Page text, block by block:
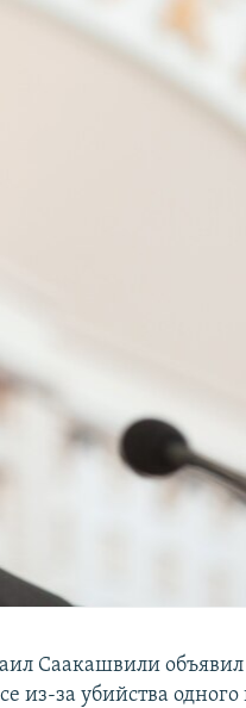
Саакашвили объявил
из-за убийства